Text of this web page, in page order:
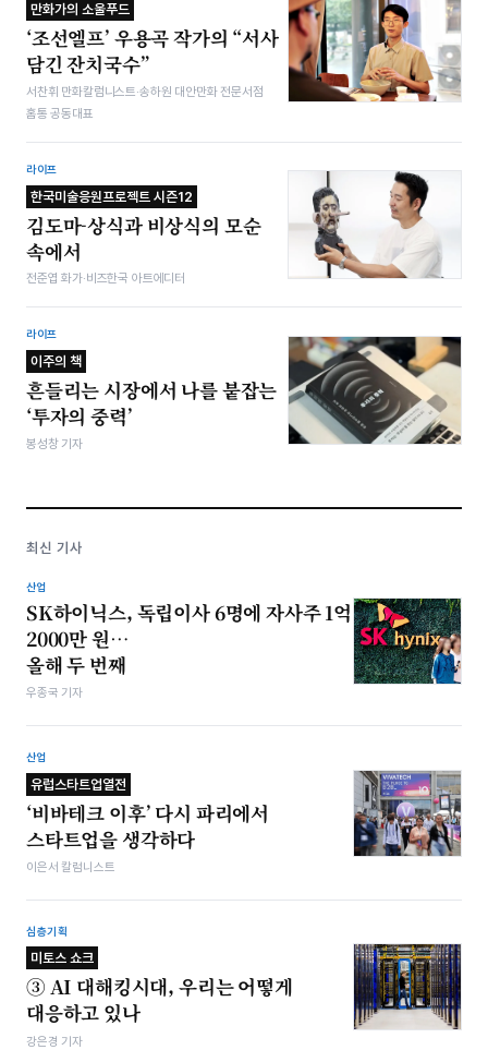
만화가의 소울푸드
‘조선엘프’ 우용곡 작가의 “서사
담긴 잔치국수”
서찬휘 만화칼럼니스트·송하원 대안만화 전문서점
홈통 공동대표
라이프
한국미술응원프로젝트 시즌12
김도마-상식과 비상식의 모순
속에서
전준엽 화가·비즈한국 아트에디터
라이프
이주의 책
흔들리는 시장에서 나를 붙잡는
‘투자의 중력’
봉성창 기자
최신 기사
산업
SK하이닉스, 독립이사 6명에 자사주 1억
2000만 원…
올해 두 번째
우종국 기자
산업
유럽스타트업열전
‘비바테크 이후’ 다시 파리에서
스타트업을 생각하다
이은서 칼럼니스트
심층기획
미토스 쇼크
③ AI 대해킹시대, 우리는 어떻게
대응하고 있나
강은경 기자